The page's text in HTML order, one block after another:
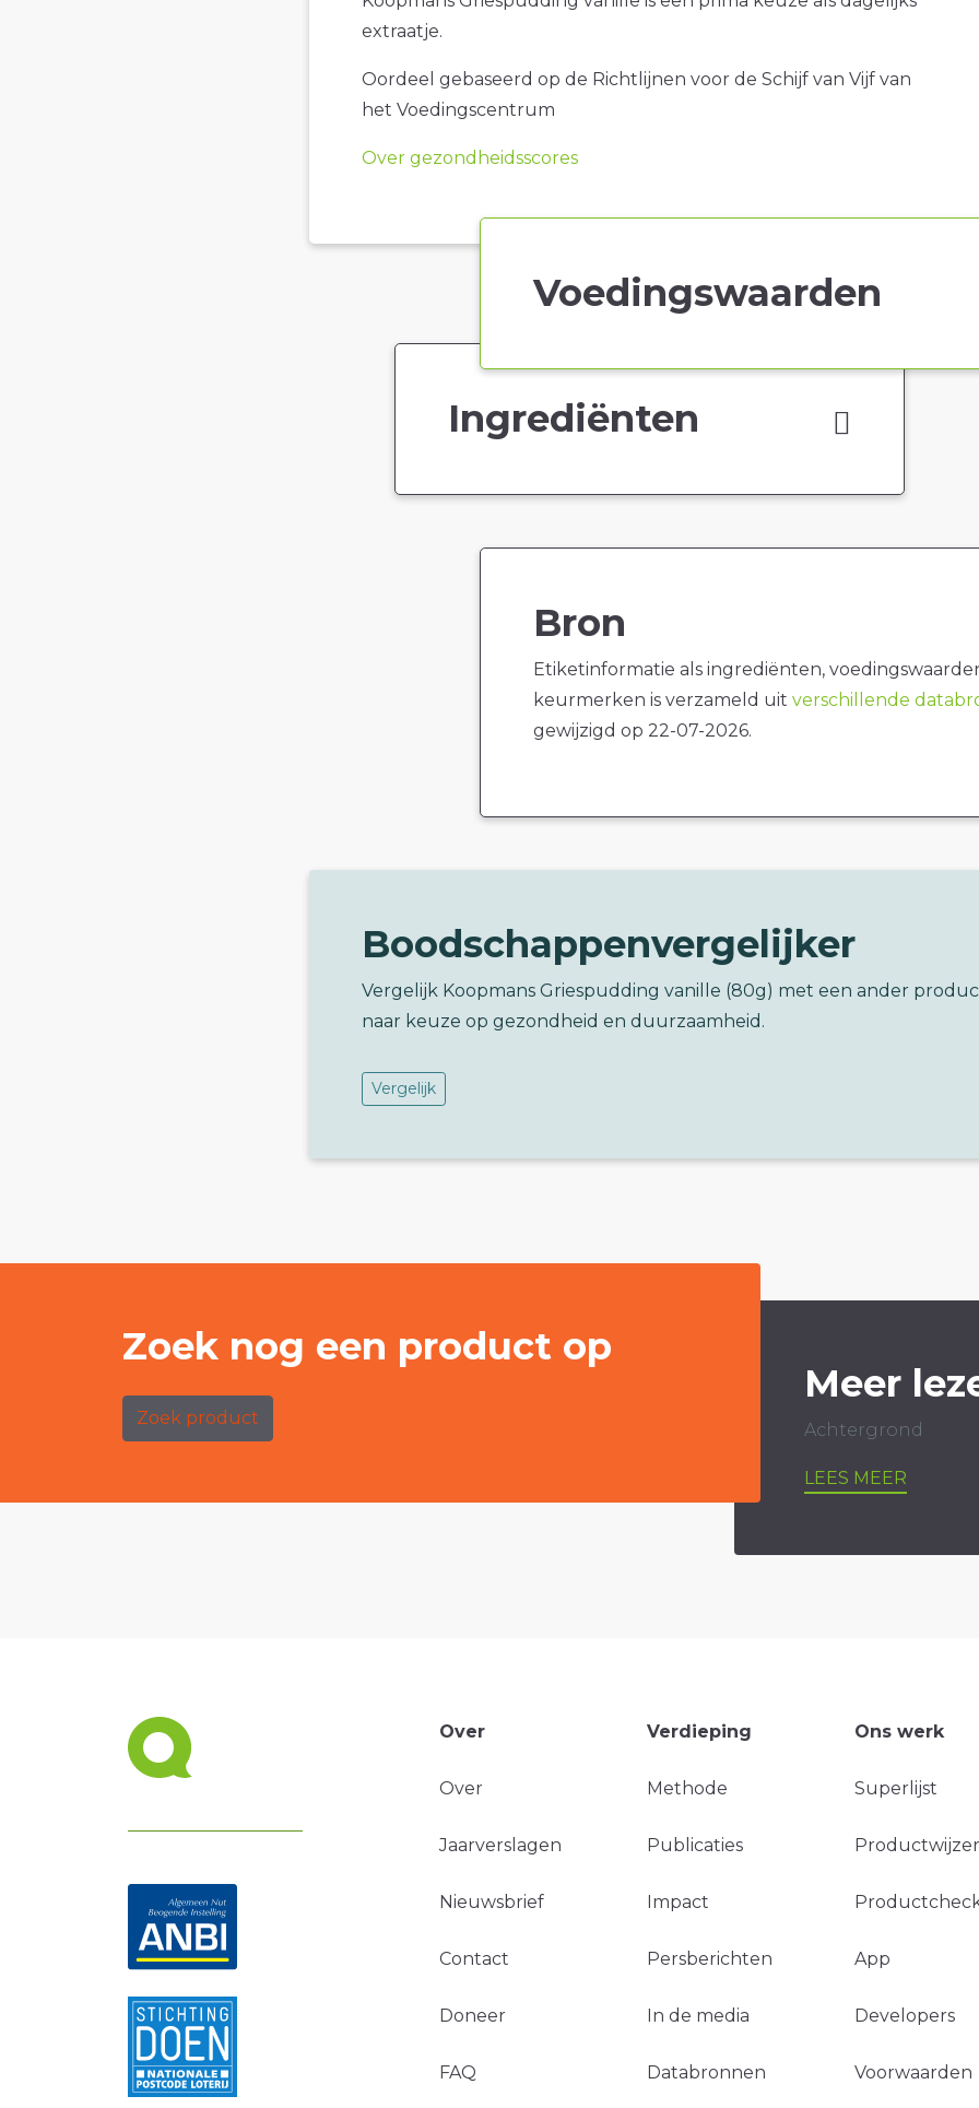
extraatje.
Oordeel gebaseerd op de Richtlijnen voor de Schijf van Vijf van
het Voedingscentrum
Over gezondheidsscores
Voedingswaarden
Ingrediënten
Bron
Etiketinformatie als ingrediënten,
keurmerken is verzameld uit verschillende
gewijzigd op 22-07-2026.
Boodschappenvergelijker
Vergelijk Koopmans Griespudding vanille (80g) met een ander
naar keuze op gezondheid en duurzaamheid.
Vergelijk
Zoek nog een product op
Zoek product
Meer
Achtergrond
LEES MEER
Over
Over
Jaarverslagen
Nieuwsbrief
Contact
Doneer
FAQ
Verdieping
Methode
Publicaties
Impact
Persberichten
In de media
Databronnen
Ons werk
Superlijst
App
Developers
Voorwaarden